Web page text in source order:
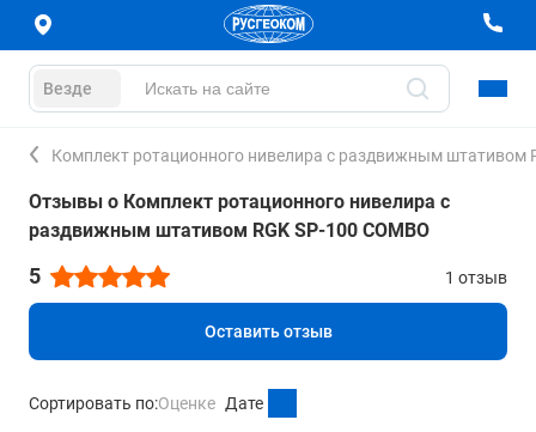
Везде
Комплект ротационного нивелира с раздвижным штативом
Отзывы о Комплект ротационного нивелира с
раздвижным штативом RGK SP-100 COMBO
5 1 отзыв
Оставить отзыв
Сортировать по:Оценке Дате